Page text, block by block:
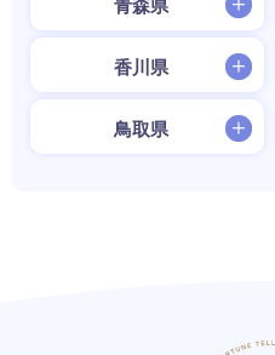
香川県
鳥取県